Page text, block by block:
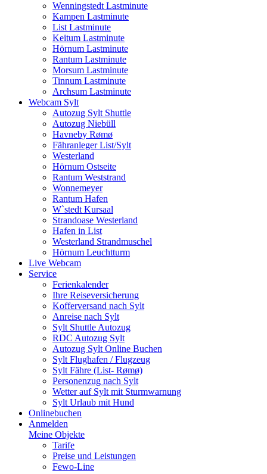
Wenningstedt Lastminute
Kampen Lastminute
List Lastminute
Keitum Lastminute
Hörnum Lastminute
Rantum Lastminute
Morsum Lastminute
Tinnum Lastminute
Archsum Lastminute
Webcam Sylt
Autozug Sylt Shuttle
Autozug Niebüll
Havneby Rømø
Fähranleger List/Sylt
Westerland
Hörnum Ostseite
Rantum Weststrand
Wonnemeyer
Rantum Hafen
W`stedt Kursaal
Strandoase Westerland
Hafen in List
Westerland Strandmuschel
Hörnum Leuchtturm
Live Webcam
Service
Ferienkalender
Ihre Reiseversicherung
Kofferversand nach Sylt
Anreise nach Sylt
Sylt Shuttle Autozug
RDC Autozug Sylt
Autozug Sylt Online Buchen
Sylt Flughafen / Flugzeug
Sylt Fähre (List- Rømø)
Personenzug nach Sylt
Wetter auf Sylt mit Sturmwarnung
Sylt Urlaub mit Hund
Onlinebuchen
Anmelden
Meine Objekte
Tarife
Preise und Leistungen
Fewo-Line